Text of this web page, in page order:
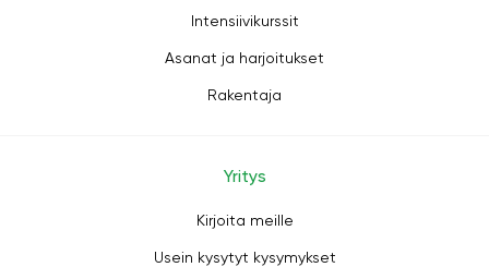
Intensiivikurssit
Asanat ja harjoitukset
Rakentaja
Yritys
Kirjoita meille
Usein kysytyt kysymykset